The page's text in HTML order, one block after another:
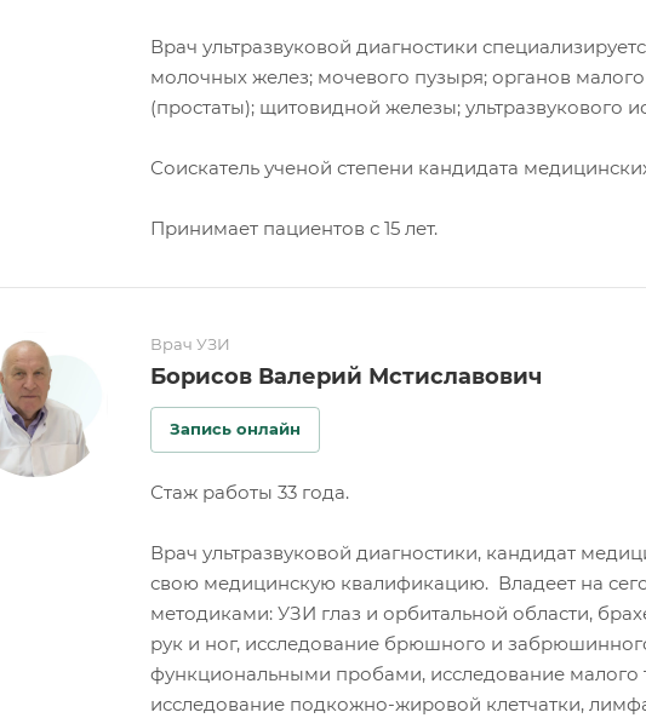
Врач ультразвуковой диагностики
молочных желез; мочевого пузыря; органов
(простаты); щитовидной железы; ультразвукового
Соискатель ученой степени кандидата
Принимает пациентов с 15 лет.
Врач УЗИ
Борисов Валерий Мстиславович
Запись онлайн
Стаж работы 33 года.
Врач ультразвуковой диагностики, кандидат
свою медицинскую квалификацию. Владеет на
методиками: УЗИ глаз и орбитальной области,
рук и ног, исследование брюшного и
функциональными пробами, исследование малого
исследование подкожно-жировой клетчатки,